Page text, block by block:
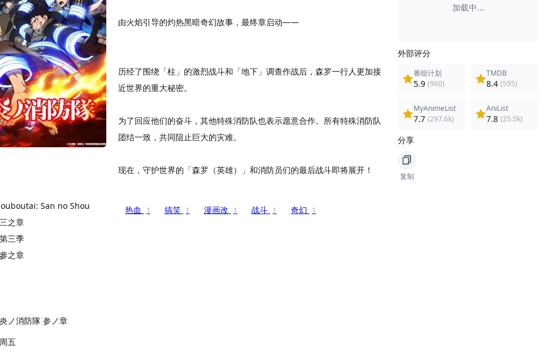
San no Shou
之章
三季
之章
ノ消防隊 参ノ章
周五
由火焰引导的灼热黑暗奇幻故事，最终章启动——
历经了围绕「柱」的激烈战斗和「地下」调查作战后，森罗一行人更加接
近世界的重大秘密。
为了回应他们的奋斗，其他特殊消防队也表示愿意合作。所有特殊消防队
团结一致，共同阻止巨大的灾难。
现在，守护世界的「森罗（英雄）」和消防员们的最后战斗即将展开！
热血 1 搞笑 1 漫画改 1 战斗 1 奇幻 1
加载中...
外部评分
番组计划
5.9 (960)
TMDB
8.4 (595)
MyAnimeList
7.7 (297.6k)
AniList
7.8 (25.5k)
分享
复制